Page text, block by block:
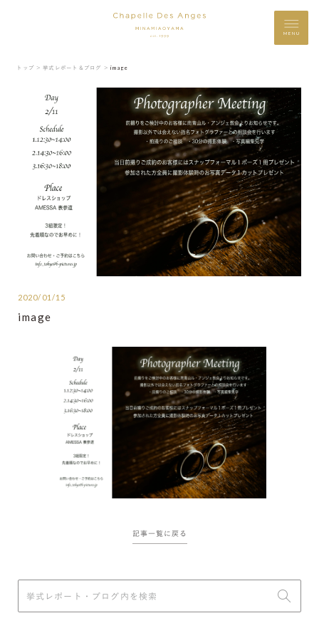
MENU
トップ ＞ 挙式レポート＆ブログ ＞ image
2020/01/15
image
記事一覧に戻る